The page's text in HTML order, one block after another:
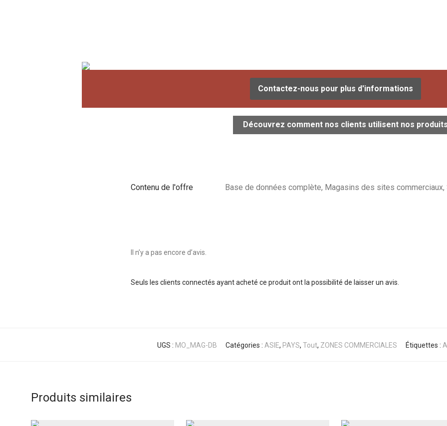
Contactez-nous pour plus d'informations
Découvrez comment nos clients utilisent nos
Contenu de l'offre Base de données complète, Magasins des sites
Il n’y a pas encore d’avis.
Seuls les clients connectés ayant acheté ce produit ont la possibilité de laisser un avis.
UGS : MO_MAG-DB Catégories : ASIE, PAYS, Tout, ZONES COMMERCIALES Étiquettes :
Produits similaires